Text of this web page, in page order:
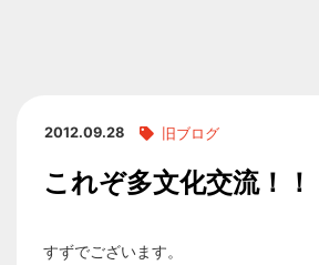
2012.09.28 旧ブログ
これぞ多文化交流！！
すずでございます。